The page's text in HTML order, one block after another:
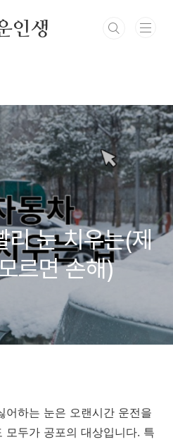
인생
리 눈 치우는(제
르면 손해)
어하는 눈은 오랜시간 운전을
모두가 공포의 대상입니다. 특